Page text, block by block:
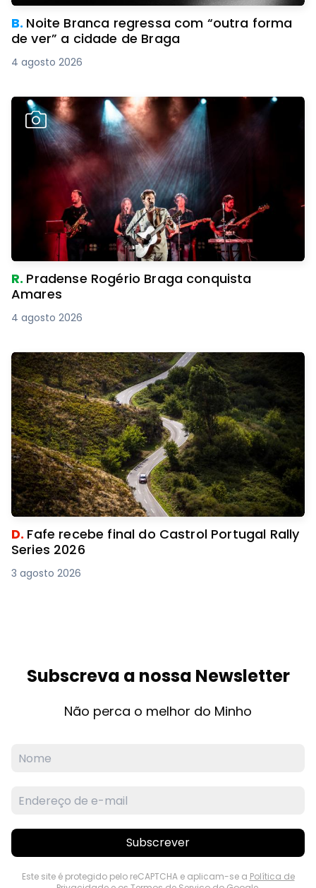
B. Noite Branca regressa com “outra forma
de ver” a cidade de Braga
4 agosto 2026
R. Pradense Rogério Braga conquista
Amares
4 agosto 2026
D. Fafe recebe final do Castrol Portugal Rally
Series 2026
3 agosto 2026
Subscreva a nossa Newsletter
Não perca o melhor do Minho
Subscrever
Este site é protegido pelo reCAPTCHA e aplicam-se a Política de